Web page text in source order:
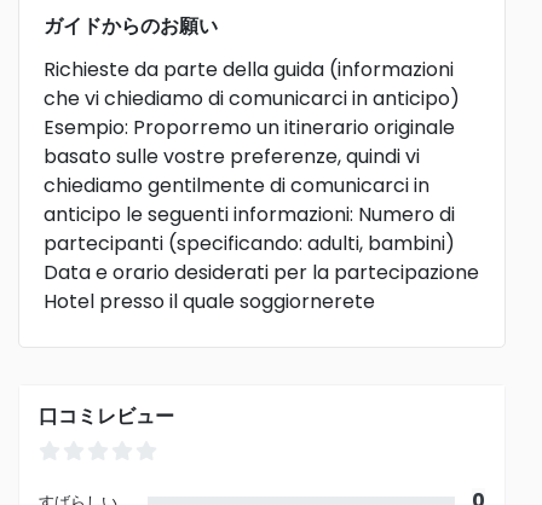
ガイドからのお願い
Richieste da parte della guida (informazioni
che vi chiediamo di comunicarci in anticipo)
Esempio: Proporremo un itinerario originale
basato sulle vostre preferenze, quindi vi
chiediamo gentilmente di comunicarci in
anticipo le seguenti informazioni: Numero di
partecipanti (specificando: adulti, bambini)
Data e orario desiderati per la partecipazione
Hotel presso il quale soggiornerete
口コミレビュー